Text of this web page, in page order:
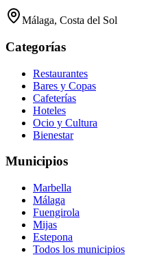
Málaga, Costa del Sol
Categorías
Restaurantes
Bares y Copas
Cafeterías
Hoteles
Ocio y Cultura
Bienestar
Municipios
Marbella
Málaga
Fuengirola
Mijas
Estepona
Todos los municipios